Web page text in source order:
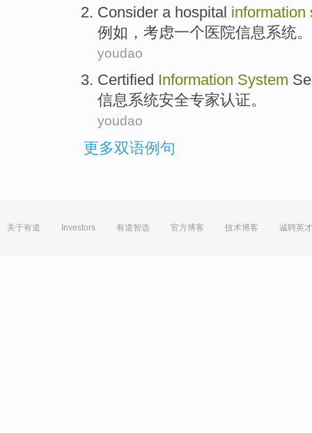
Consider a hospital information
例如 ， 考虑一个医院信息系统。
youdao
Certified Information System
信息系统安全专家认证。
youdao
更多双语例句
关于有道 Investors 有道智选 官方博客 技术博客 诚聘英才